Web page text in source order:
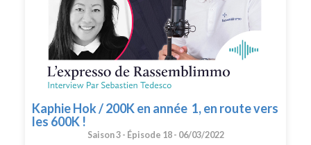
Kaphie Hok / 200K en année 1, en route vers
les 600K !
Saison 3 - Épisode 18 - 06/03/2022